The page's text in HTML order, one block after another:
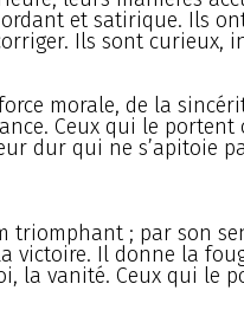
et satirique. Ils
Ils sont curieux,
morale, de la
Ceux qui le
dur qui ne s’apitoie
triomphant ; par son
victoire. Il donne la
la vanité. Ceux qui le